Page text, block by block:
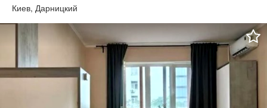
квартирі індивідуальне опалення. 044 200 10 80
Киев, Дарницкий